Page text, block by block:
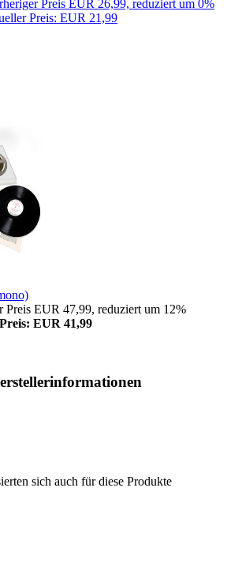
Preis EUR 26,99, reduziert um 0%
Preis: EUR 21,99
Preis EUR 47,99, reduziert um 12%
EUR 41,99
sich auch für diese Produkte